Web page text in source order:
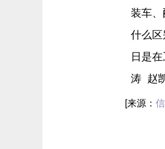
装车
什么
日是
涛 赵
[来源：